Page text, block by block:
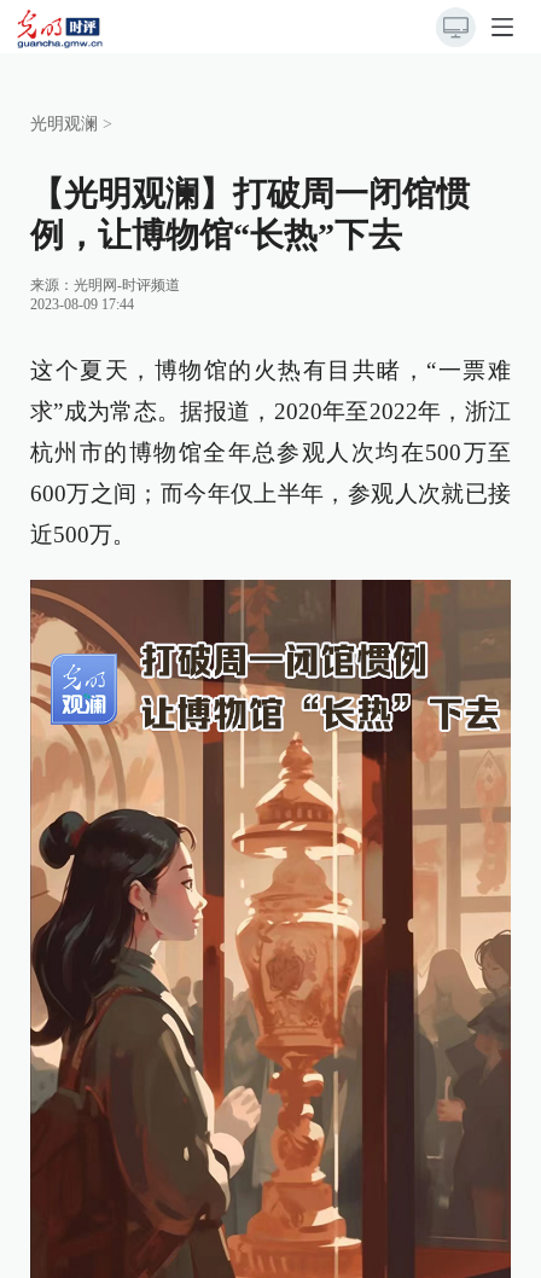
光明观澜 >
【光明观澜】打破周一闭馆惯
例，让博物馆“长热”下去
来源： 光明网-时评频道
2023-08-09 17:44
这个夏天，博物馆的火热有目共睹，“一票难
求”成为常态。据报道，2020年至2022年，浙江
杭州市的博物馆全年总参观人次均在500万至
600万之间；而今年仅上半年，参观人次就已接
近500万。